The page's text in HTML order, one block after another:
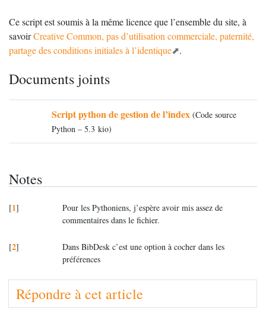
Ce script est soumis à la même licence que l’ensemble du site, à
savoirCreative Common, pas d’utilisation commerciale, paternité,
partage des conditions initiales à l’identique
.
Documents joints
Script python de gestion de l’index (Code source
Python – 5.3 kio)
Notes
[1]
Pour les Pythoniens, j’espère avoir mis assez de
commentaires dans le fichier.
[2]
Dans BibDesk c’est une option à cocher dans les
préférences
Répondre à cet article